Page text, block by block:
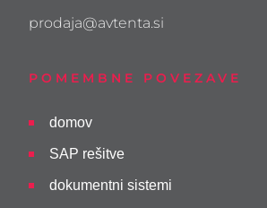
prodaja@avtenta.si
POMEMBNE POVEZAVE
domov
SAP rešitve
dokumentni sistemi